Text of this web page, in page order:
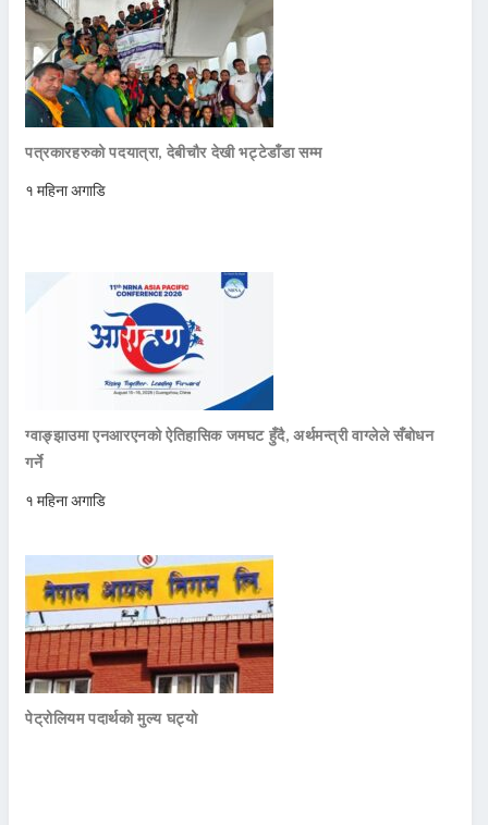
पत्रकारहरुको पदयात्रा, देबीचौर देखी भट्टेडाँडा सम्म
१ महिना अगाडि
ग्वाङ्झाउमा एनआरएनको ऐतिहासिक जमघट हुँदै, अर्थमन्त्री वाग्लेले सँबोधन
गर्ने
१ महिना अगाडि
पेट्रोलियम पदार्थको मुल्य घट्यो